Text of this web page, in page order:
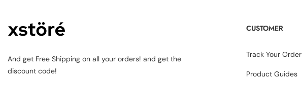
And get Free Shipping on all your orders! and get the
discount code!
CUSTOMER
Track Your Order
Product Guides